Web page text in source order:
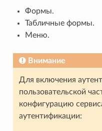
Формы.
Табличные формы.
Меню.
Внимание
Для включения
пользовательской
конфигурацию
аутентификации: